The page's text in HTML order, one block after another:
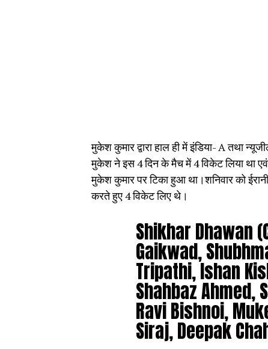
मुकेश कुमार द्वारा हाल ही में इंडिया- A तथा
मुकेश ने इस 4 दिन के मैच में 4 विकेट लिया था
मुकेश कुमार पर टिका हुआ था।शनिवार को
करते हुए 4 विकेट लिए थे।
Shikhar Dhawan
Gaikwad,
Tripathi, Ishan
Shahbaz Ahmed,
Ravi Bishnoi,
Siraj, Deepak